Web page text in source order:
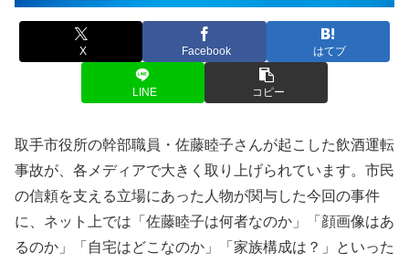
X Facebook はてブ
LINE コピー
取手市役所の幹部職員・佐藤睦子さんが起こした飲酒運転
事故が、各メディアで大きく取り上げられています。市民
の信頼を支える立場にあった人物が関与した今回の事件
に、ネット上では「佐藤睦子は何者なのか」「顔画像はあ
るのか」「自宅はどこなのか」「家族構成は？」といった